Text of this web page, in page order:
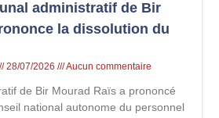
administratif de Bir
la dissolution du
28/07/2026 Aucun commentaire
de Bir Mourad Raïs a prononcé
national autonome du personnel